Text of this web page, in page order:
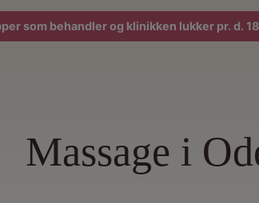
som behandler og klinikken lukker pr. d.
Massage i